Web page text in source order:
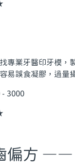
專業牙醫印牙模
易誤食凝膠，過量
- 3000
偏方 ——